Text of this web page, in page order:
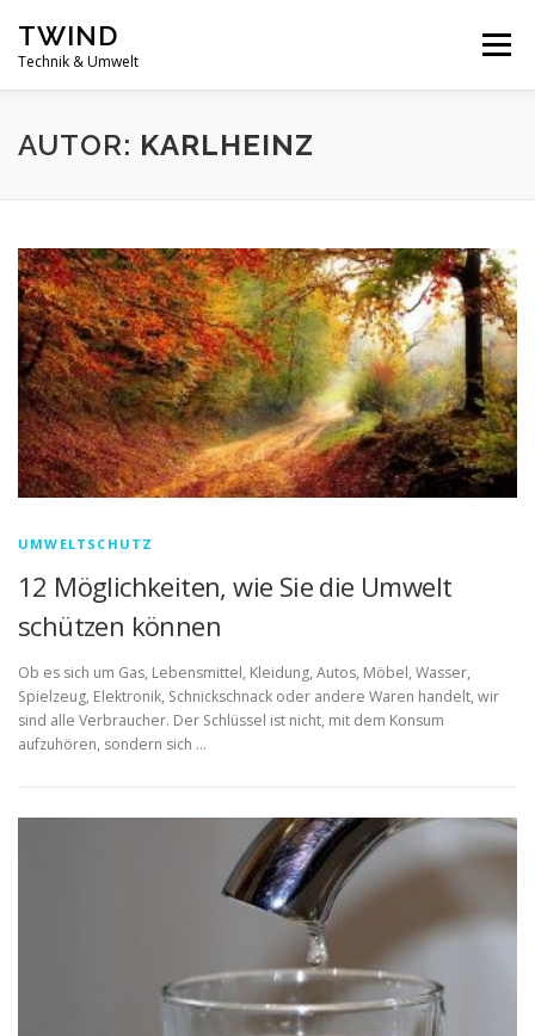
Inhalt
springen
TWIND
Technik & Umwelt
Menü
STARTSEITE UMWELTSCHUTZ
AUTOR: KARLHEINZ
UMWELTSCHUTZ
12 Möglichkeiten, wie Sie die Umwelt
schützen können
Ob es sich um Gas, Lebensmittel, Kleidung, Autos, Möbel, Wasser,
Spielzeug, Elektronik, Schnickschnack oder andere Waren handelt, wir
sind alle Verbraucher. Der Schlüssel ist nicht, mit dem Konsum
aufzuhören, sondern sich …